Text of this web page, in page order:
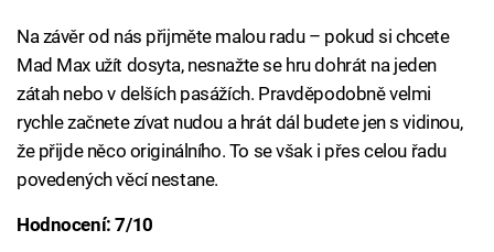
Na závěr od nás přijměte malou radu – pokud si chcete
Mad Max užít dosyta, nesnažte se hru dohrát na jeden
zátah nebo v delších pasážích. Pravděpodobně velmi
rychle začnete zívat nudou a hrát dál budete jen s vidinou,
že přijde něco originálního. To se však i přes celou řadu
povedených věcí nestane.
Hodnocení: 7/10